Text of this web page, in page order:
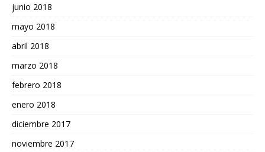
junio 2018
mayo 2018
abril 2018
marzo 2018
febrero 2018
enero 2018
diciembre 2017
noviembre 2017